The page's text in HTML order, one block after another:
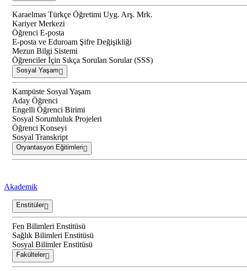
Karaelmas Türkçe Öğretimi Uyg. Arş. Mrk.
Kariyer Merkezi
Öğrenci E-posta
E-posta ve Eduroam Şifre Değişikliği
Mezun Bilgi Sistemi
Öğrenciler İçin Sıkça Sorulan Sorular (SSS)
Sosyal Yaşam
Kampüste Sosyal Yaşam
Aday Öğrenci
Engelli Öğrenci Birimi
Sosyal Sorumluluk Projeleri
Öğrenci Konseyi
Sosyal Transkript
Oryantasyon Eğitimleri
Akademik
Enstitüler
Fen Bilimleri Enstitüsü
Sağlık Bilimleri Enstitüsü
Sosyal Bilimler Enstitüsü
Fakülteler